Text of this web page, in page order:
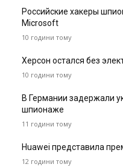
Российские хакеры
Microsoft
10 години тому
Херсон остался без
10 години тому
В Германии задержали
шпионаже
11 години тому
Huawei представила
12 години тому